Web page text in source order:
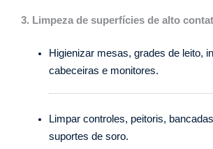
3. Limpeza de superfícies de alto
Higienizar mesas, grades de leito,
cabeceiras e monitores.
Limpar controles, peitoris,
suportes de soro.